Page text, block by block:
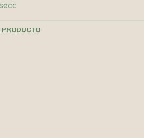
PRODUCTO